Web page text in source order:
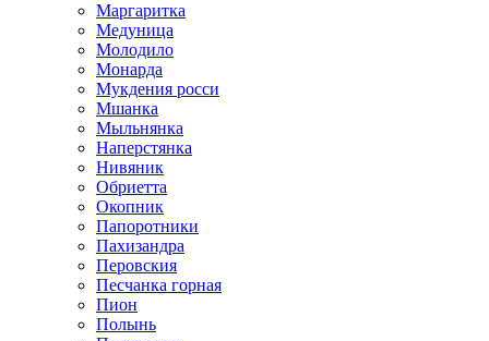
Маргаритка
Медуница
Молодило
Монарда
Мукдения росси
Мшанка
Мыльнянка
Наперстянка
Нивяник
Обриетта
Окопник
Папоротники
Пахизандра
Перовския
Песчанка горная
Пион
Полынь